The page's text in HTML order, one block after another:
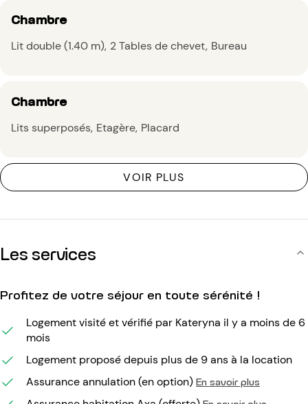
Chambre
Lit double (1.40 m) 2 Tables de chevet Bureau
Chambre
Lits superposés Etagère Placard
VOIR PLUS
Les services
Profitez de votre séjour en toute sérénité !
Logement visité et vérifié par Kateryna il y a moins de 6
mois
Logement proposé depuis plus de 9 ans à la location
Assurance annulation (en option) En savoir plus